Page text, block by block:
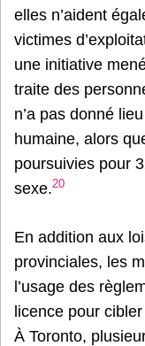
elles n’aident
victimes
une initiative
traite des
n’a pas donné
humaine, alors
poursuivies pour
sexe.20
En addition aux
provinciales, les
l’usage des
licence pour
À Toronto,